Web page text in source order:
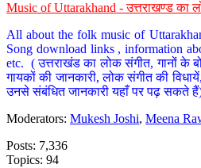
Music of Uttarakhand - उत्तराखण्ड का
All about the folk music of
Song download links , information
etc. ( उत्तराखंड का लोक संगीत, गानों के
गायकों की जानकारी, लोक संगीत की
उनसे संबंधित जानकारी यहाँ पर पढ़ सकते
Moderators: Mukesh Joshi, Meena
Posts: 7,336
Topics: 94